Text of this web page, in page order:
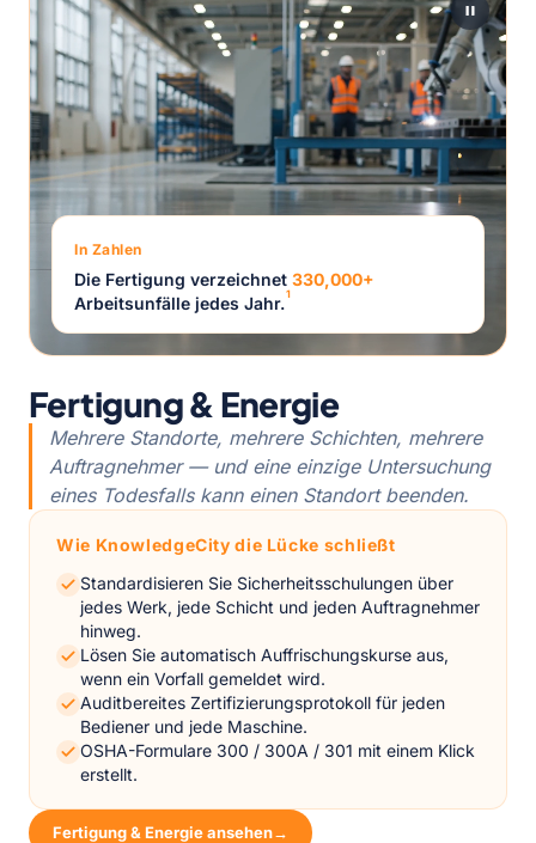
In Zahlen
Die Fertigung verzeichnet 330,000+
Arbeitsunfälle jedes Jahr.1
Fertigung & Energie
Mehrere Standorte, mehrere Schichten, mehrere
Auftragnehmer — und eine einzige Untersuchung
eines Todesfalls kann einen Standort beenden.
Wie KnowledgeCity die Lücke schließt
Standardisieren Sie Sicherheitsschulungen über
jedes Werk, jede Schicht und jeden Auftragnehmer
hinweg.
Lösen Sie automatisch Auffrischungskurse aus,
wenn ein Vorfall gemeldet wird.
Auditbereites Zertifizierungsprotokoll für jeden
Bediener und jede Maschine.
OSHA-Formulare 300 / 300A / 301 mit einem Klick
erstellt.
Fertigung & Energie ansehen→